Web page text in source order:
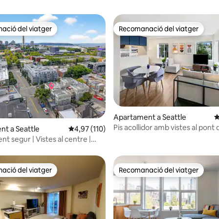
d'un total de 5; 609 avaluacions
del viatger
del viatger
a Seattle 4,97 de puntuació mitjana d'un total de 5; 110
4,97 (110)
segur | Vistes al centre |
Recomanació del viatger
Recomanació del viatger
Apartament a Seattle
Pis acollidor amb vistes al pont
del viatger
del viatger Recomanació del viatger
Recomanació del viatger